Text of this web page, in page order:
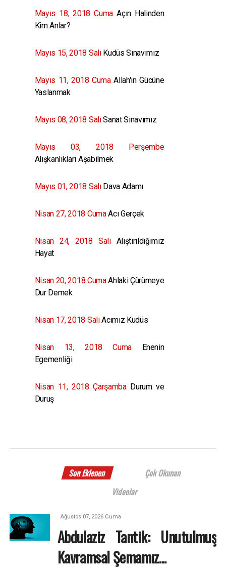
Mayıs 18, 2018 Cuma Açın Halinden
Kim Anlar?
Mayıs 15, 2018 SalıKudüs Sınavımız
Mayıs 11, 2018 CumaAllah'ın Gücüne
Yaslanmak
Mayıs 08, 2018 SalıSanat Sınavımız
Mayıs 03, 2018 Perşembe
Alışkanlıkları Aşabilmek
Mayıs 01, 2018 SalıDava Adamı
Nisan 27, 2018 CumaAcı Gerçek
Nisan 24, 2018 SalıAlıştırıldığımız
Hayat
Nisan 20, 2018 CumaAhlaki Çürümeye
Dur Demek
Nisan 17, 2018 SalıAcımız Kudüs
Nisan 13, 2018 Cuma Enenin
Egemenliği
Nisan 11, 2018 ÇarşambaDurum ve
Duruş
Son Eklenen
Çok Okunan
Videolar
Ağustos 07, 2026 Cuma
Abdulaziz Tantik: Unutulmuş
Kavramsal Şemamız…